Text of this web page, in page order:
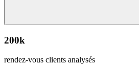
200k
rendez-vous clients analysés